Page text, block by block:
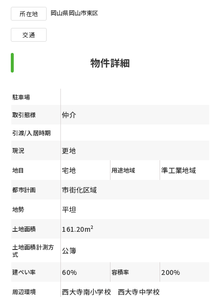
所在地 岡山県岡山市東区
交通
物件詳細
駐車場
取引態様 仲介
引渡/入居時期
現況 更地
地目 宅地 用途地域 準工業地域
都市計画 市街化区域
地勢 平坦
土地面積 161.20m²
土地面積計測方
式
公簿
建ぺい率 60% 容積率 200%
周辺環境 西大寺南小学校 西大寺中学校